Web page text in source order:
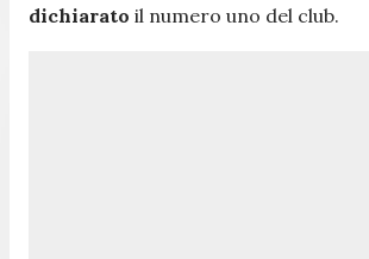
dichiarato il numero uno del club.